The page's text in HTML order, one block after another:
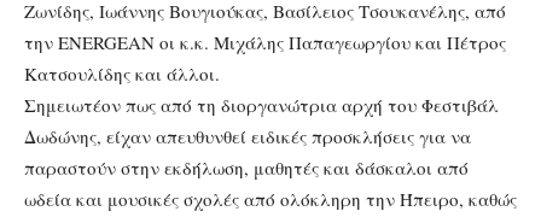
Ζωνίδης, Ιωάννης Βουγιούκας, Βασίλειος Τσουκανέλης, από
την ENERGEAN οι κ.κ. Μιχάλης Παπαγεωργίου και Πέτρος
Κατσουλίδης και άλλοι.
Σημειωτέον πως από τη διοργανώτρια αρχή του Φεστιβάλ
Δωδώνης, είχαν απευθυνθεί ειδικές προσκλήσεις για να
παραστούν στην εκδήλωση, μαθητές και δάσκαλοι από
ωδεία και μουσικές σχολές από ολόκληρη την Ήπειρο, καθώς